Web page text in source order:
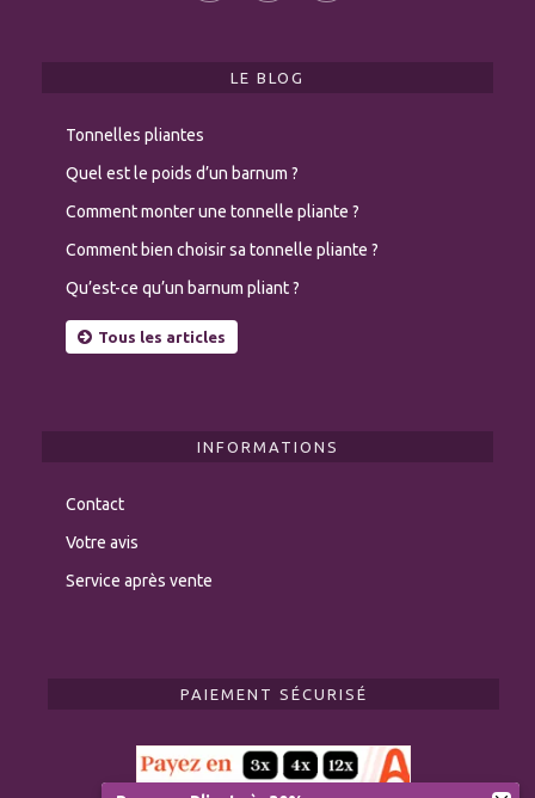
LE BLOG
Tonnelles pliantes
Quel est le poids d’un barnum ?
Comment monter une tonnelle pliante ?
Comment bien choisir sa tonnelle pliante ?
Qu’est-ce qu’un barnum pliant ?
Tous les articles
INFORMATIONS
Contact
Votre avis
Service après vente
PAIEMENT SÉCURISÉ